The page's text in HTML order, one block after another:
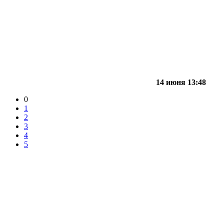
14 июня 13:48
0
1
2
3
4
5